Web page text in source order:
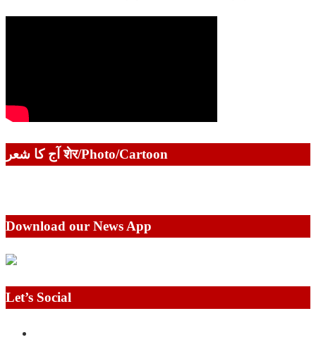
آج کا شعر शेर/Photo/Cartoon
Download our News App
Let’s Social